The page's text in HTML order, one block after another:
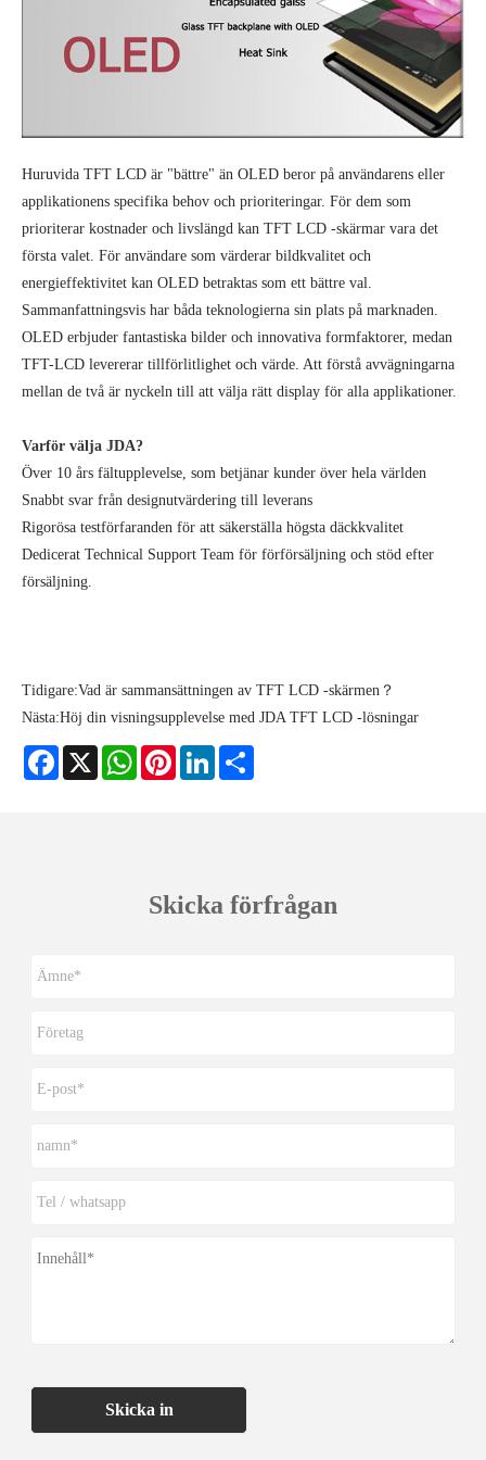
Huruvida TFT LCD är "bättre" än OLED beror på användarens eller
applikationens specifika behov och prioriteringar. För dem som
prioriterar kostnader och livslängd kan TFT LCD -skärmar vara det
första valet. För användare som värderar bildkvalitet och
energieffektivitet kan OLED betraktas som ett bättre val.
Sammanfattningsvis har båda teknologierna sin plats på marknaden.
OLED erbjuder fantastiska bilder och innovativa formfaktorer, medan
TFT-LCD levererar tillförlitlighet och värde. Att förstå avvägningarna
mellan de två är nyckeln till att välja rätt display för alla applikationer.
Varför välja JDA?
Över 10 års fältupplevelse, som betjänar kunder över hela världen
Snabbt svar från designutvärdering till leverans
Rigorösa testförfaranden för att säkerställa högsta däckkvalitet
Dedicerat Technical Support Team för förförsäljning och stöd efter
försäljning.
Tidigare:Vad är sammansättningen av TFT LCD -skärmen？
Nästa:Höj din visningsupplevelse med JDA TFT LCD -lösningar
Facebook
X WhatsAppPinterestLinkedIn
Skicka förfrågan
Skicka in